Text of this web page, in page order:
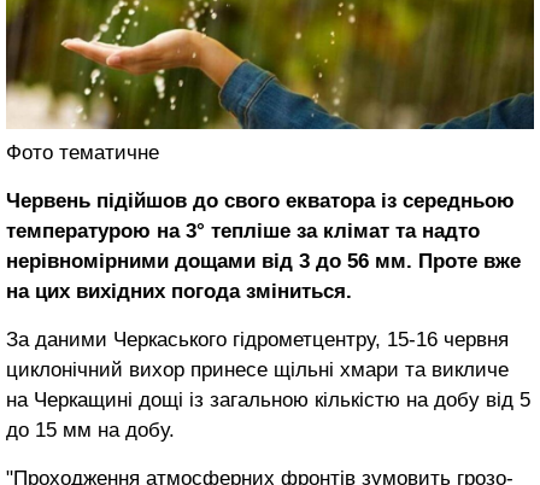
Фото тематичне
Червень підійшов до свого екватора із середньою
температурою на 3° тепліше за клімат та надто
нерівномірними дощами від 3 до 56 мм. Проте вже
на цих вихідних погода зміниться.
За даними Черкаського гідрометцентру, 15-16 червня
циклонічний вихор принесе щільні хмари та викличе
на Черкащині дощі із загальною кількістю на добу від 5
до 15 мм на добу.
"Проходження атмосферних фронтів зумовить грозо-